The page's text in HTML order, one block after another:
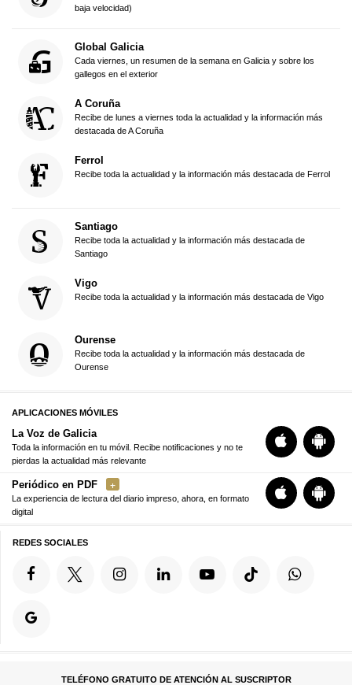
baja velocidad)
Global Galicia
Cada viernes, un resumen de la semana en Galicia y sobre los
gallegos en el exterior
A Coruña
Recibe de lunes a viernes toda la actualidad y la información más
destacada de A Coruña
Ferrol
Recibe toda la actualidad y la información más destacada de Ferrol
Santiago
Recibe toda la actualidad y la información más destacada de
Santiago
Vigo
Recibe toda la actualidad y la información más destacada de Vigo
Ourense
Recibe toda la actualidad y la información más destacada de
Ourense
APLICACIONES MÓVILES
La Voz de Galicia
Toda la información en tu móvil. Recibe notificaciones y no te
pierdas la actualidad más relevante
Periódico en PDF
La experiencia de lectura del diario impreso, ahora, en formato
digital
REDES SOCIALES
TELÉFONO GRATUITO DE ATENCIÓN AL SUSCRIPTOR